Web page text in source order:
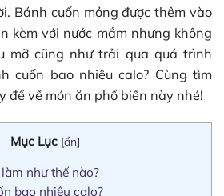
Bánh cuốn mỏng được thêm vào
kèm với nước mắm nhưng không
mỡ cũng như trải qua quá trình
cuốn bao nhiêu calo? Cùng tìm
để về món ăn phổ biến này nhé!
Mục Lục [ẩn]
như thế nào?
bao nhiêu calo?